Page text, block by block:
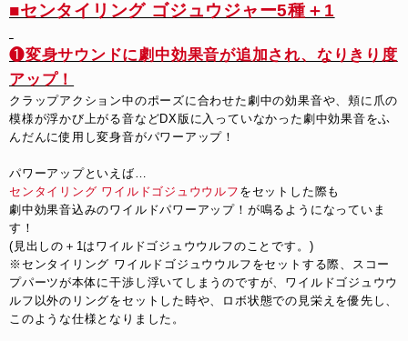
■センタイリング ゴジュウジャー5種＋1
❶変身サウンドに劇中効果音が追加され、なりきり度
アップ！
クラップアクション中のポーズに合わせた劇中の効果音や、頬に爪の
模様が浮かび上がる音などDX版に入っていなかった劇中効果音をふ
んだんに使用し変身音がパワーアップ！
パワーアップといえば…
センタイリング ワイルドゴジュウウルフ をセットした際も
劇中効果音込みのワイルドパワーアップ！が鳴るようになっていま
す！
(見出しの＋1はワイルドゴジュウウルフのことです。)
※センタイリング ワイルドゴジュウウルフをセットする際、スコー
プパーツが本体に干渉し浮いてしまうのですが、ワイルドゴジュウウ
ルフ以外のリングをセットした時や、ロボ状態での見栄えを優先し、
このような仕様となりました。